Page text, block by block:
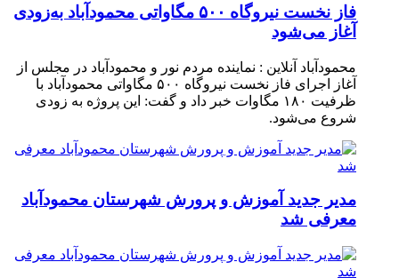
فاز نخست نیروگاه ۵۰۰ مگاواتی محمودآباد به‌زودی
آغاز می‌شود
محمودآباد آنلاین : نماینده مردم نور و محمودآباد در مجلس از
آغاز اجرای فاز نخست نیروگاه ۵۰۰ مگاواتی محمودآباد با
ظرفیت ۱۸۰ مگاوات خبر داد و گفت: این پروژه به زودی
شروع می‌شود.
مدیر جدید آموزش و پرورش شهرستان محمودآباد
معرفی شد